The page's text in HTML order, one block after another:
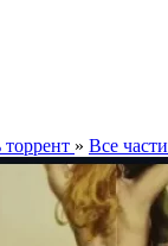
торрент » Все